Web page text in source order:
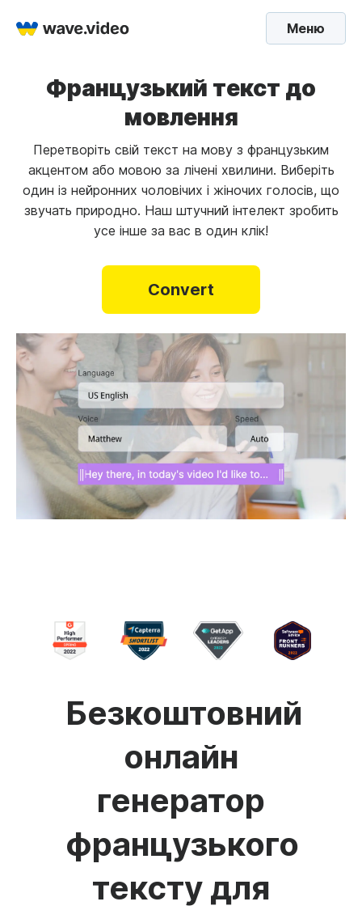
Меню
Французький текст до
мовлення
Перетворіть свій текст на мову з французьким
акцентом або мовою за лічені хвилини. Виберіть
один із нейронних чоловічих і жіночих голосів, що
звучать природно. Наш штучний інтелект зробить
усе інше за вас в один клік!
Convert
Безкоштовний
онлайн
генератор
французького
тексту для